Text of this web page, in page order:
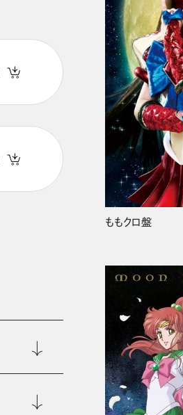
ももクロ盤